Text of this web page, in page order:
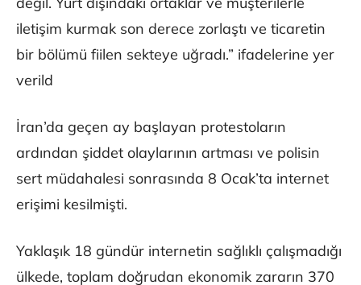
iletişim kurmak son derece zorlaştı ve ticaretin
bir bölümü fiilen sekteye uğradı.” ifadelerine yer
verild
İran’da geçen ay başlayan protestoların
ardından şiddet olaylarının artması ve polisin
sert müdahalesi sonrasında 8 Ocak’ta internet
erişimi kesilmişti.
Yaklaşık 18 gündür internetin sağlıklı çalışmadığı
ülkede, toplam doğrudan ekonomik zararın 370